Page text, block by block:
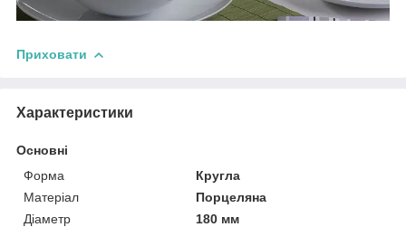
Приховати
Характеристики
Основні
Форма
Кругла
Матеріал
Порцеляна
Діаметр
180 мм